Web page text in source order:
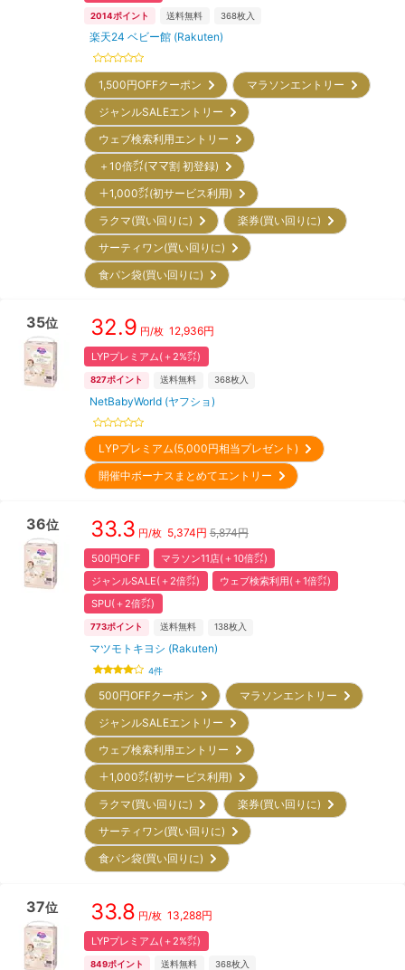
2014ポイント 送料無料 368枚入
楽天24 ベビー館 (Rakuten)
1,500円OFFクーポン
マラソンエントリー
ジャンルSALEエントリー
ウェブ検索利用エントリー
＋10倍㌽(ママ割 初登録)
＋1,000㌽(初サービス利用)
ラクマ(買い回りに)
楽券(買い回りに)
サーティワン(買い回りに)
食パン袋(買い回りに)
35位 32.9 円/枚 12,936円
LYPプレミアム(＋2%㌽)
827ポイント 送料無料 368枚入
NetBabyWorld (ヤフショ)
LYPプレミアム(5,000円相当プレゼント)
開催中ボーナスまとめてエントリー
36位 33.3 円/枚 5,374円 5,874円
500円OFF
マラソン11店(＋10倍㌽)
ジャンルSALE(＋2倍㌽)
ウェブ検索利用(＋1倍㌽)
SPU(＋2倍㌽)
773ポイント 送料無料 138枚入
マツモトキヨシ (Rakuten)
4件
500円OFFクーポン
マラソンエントリー
ジャンルSALEエントリー
ウェブ検索利用エントリー
＋1,000㌽(初サービス利用)
ラクマ(買い回りに)
楽券(買い回りに)
サーティワン(買い回りに)
食パン袋(買い回りに)
37位 33.8 円/枚 13,288円
LYPプレミアム(＋2%㌽)
849ポイント 送料無料 368枚入